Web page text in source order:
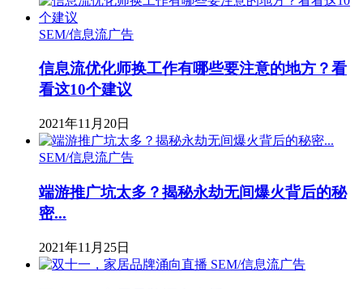
SEM/信息流广告
信息流优化师换工作有哪些要注意的地方？看
看这10个建议
2021年11月20日
SEM/信息流广告
端游推广坑太多？揭秘永劫无间爆火背后的秘
密...
2021年11月25日
SEM/信息流广告